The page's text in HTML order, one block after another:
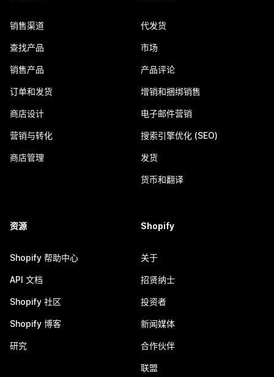
销售渠道
查找产品
销售产品
订单和发货
商店设计
营销与转化
商店管理
代发货
市场
产品评论
增销和捆绑销售
电子邮件营销
搜索引擎优化 (SEO)
发货
货币和翻译
资源
Shopify 帮助中心
API 文档
Shopify 社区
Shopify 博客
研究
Shopify
关于
招贤纳士
投资者
新闻媒体
合作伙伴
联盟